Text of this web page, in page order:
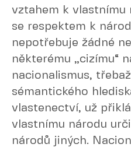
vztahem k vlastnímu
se respektem k
nepotřebuje žádné
některému „cizímu“
nacionalismus,
sémantického
vlastenectví, už
vlastnímu národu
národů jiných.